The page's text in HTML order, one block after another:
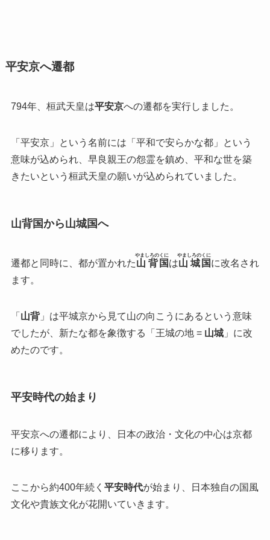
平安京へ遷都
794年、桓武天皇は平安京への遷都を実行しました。
「平安京」という名前には「平和で安らかな都」という
意味が込められ、早良親王の怨霊を鎮め、平和な世を築
きたいという桓武天皇の願いが込められていました。
山背国から山城国へ
遷都と同時に、都が置かれた山背
やましろの
国
くに
は山城
やましろの
国
くに
に改名され
ます。
「 山背」は平城京から見て山の向こうにあるという意味
でしたが、新たな都を象徴する「王城の地 = 山城」に改
めたのです。
平安時代の始まり
平安京への遷都により、日本の政治・文化の中心は京都
に移ります。
ここから約400年続く 平安時代が始まり、日本独自の国風
文化や貴族文化が花開いていきます。